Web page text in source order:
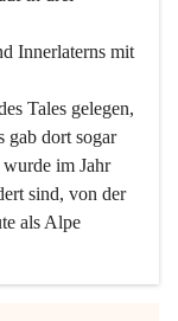
Innerlaterns mit
Tales gelegen,
gab dort sogar
wurde im Jahr
sind, von der
als Alpe